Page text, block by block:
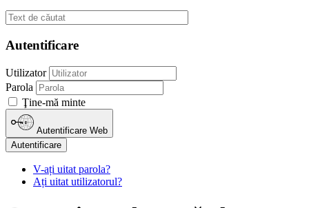
Autentificare
Utilizator
Parola
Ţine-mă minte
Autentificare Web
Autentificare
V-ați uitat parola?
Ați uitat utilizatorul?